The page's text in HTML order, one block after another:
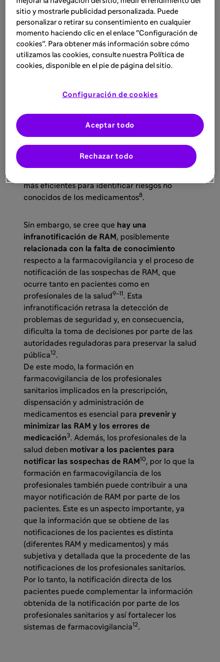
sanitarios tengan
formación en
farmacovigilancia?
colaboración entre autoridades reguladoras,
sanitarios y pacientes (usuarios de
. A este respecto, l
participación de profesionales sanitarios y
más eficientes para identificar riesgos no
conocidos de los medicamentos8.
Sin embargo, se cree que hay una
infranotificación de RAM , posiblemente
relacionada con la falta de conocimiento
respecto a la farmacovigilancia y el proceso de
notificación de las sospechas de RAM, que
ocurre tanto en pacientes como en
profesionales de la salud 9–11. Esta
infranotificación retrasa la detección de
problemas de seguridad y, en consecuencia,
dificulta la toma de decisiones por parte de las
autoridades reguladoras para preservar la salud
pública12.
De este modo, la formación en
farmacovigilancia de los profesionales
sanitarios implicados en la prescripción,
dispensación y administración de
medicamentos es esencial para prevenir y
minimizar las RAM y los errores de
medicación3. Además, los profesionales de la
salud deben motivar a los pacientes para
notificar las sospechas de RAM 10, por lo que la
formación en farmacovigilancia de los
profesionales también puede contribuir a una
mayor notificación de RAM por parte de los
pacientes. Este es un aspecto importante, ya
que la información que se obtiene de las
notificaciones de los pacientes es distinta
(diferentes RAM y medicamentos) y más
subjetiva y detallada que la procedente de las
notificaciones de los profesionales sanitarios.
Por lo tanto, la notificación directa de los
pacientes puede complementar la información
obtenida de la notificación por parte de los
profesionales sanitarios y así fortalecer los
sistemas de farmacovigilancia12.
sitio y mostrarle publicidad personalizada. Puede
personalizar o retirar su consentimiento en cualquier
momento haciendo clic en el enlace "Configuración de
cookies". Para obtener más información sobre cómo
utilizamos las cookies, consulte nuestra Política de
cookies, disponible en el pie de página del sitio.
Configuración de cookies
Rechazar todo
Aceptar todo